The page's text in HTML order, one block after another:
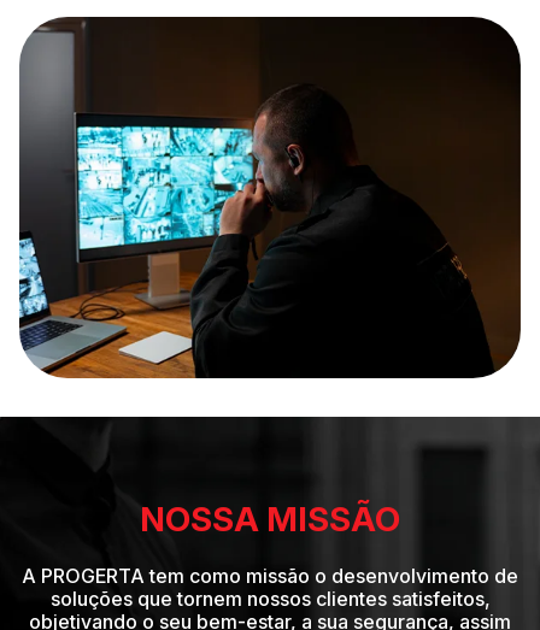
NOSSA MISSÃO
A PROGERTA tem como missão o desenvolvimento de
soluções que tornem nossos clientes satisfeitos,
objetivando o seu bem-estar, a sua segurança, assim